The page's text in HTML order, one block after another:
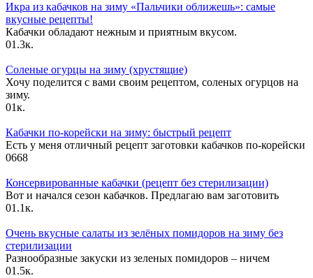
Икра из кабачков на зиму «Пальчики оближешь»: самые
вкусные рецепты!
Кабачки обладают нежным и приятным вкусом.
01.3к.
Соленые огурцы на зиму (хрустящие)
Хочу поделится с вами своим рецептом, соленых огурцов на
зиму.
01к.
Кабачки по-корейски на зиму: быстрый рецепт
Есть у меня отличный рецепт заготовки кабачков по-корейски
0668
Консервированные кабачки (рецепт без стерилизации)
Вот и начался сезон кабачков. Предлагаю вам заготовить
01.1к.
Очень вкусные салаты из зелёных помидоров на зиму без
стерилизации
Разнообразные закуски из зеленых помидоров – ничем
01.5к.